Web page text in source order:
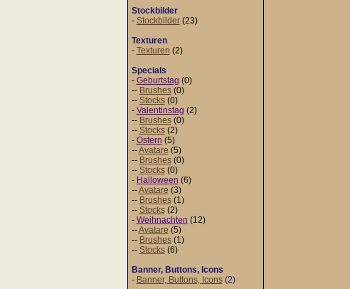
Stockbilder
- Stockbilder(23)
Texturen
- Texturen (2)
Specials
- Geburtstag (0)
-- Brushes(0)
-- Stocks(0)
- Valentinstag (2)
-- Brushes(0)
-- Stocks(2)
- Ostern (5)
--Avatare (5)
-- Brushes(0)
-- Stocks(0)
- Halloween (6)
--Avatare (3)
-- Brushes(1)
-- Stocks(2)
- Weihnachten (12)
--Avatare (5)
-- Brushes(1)
-- Stocks(6)
Banner, Buttons, Icons
- Banner, Buttons, Icons(2)